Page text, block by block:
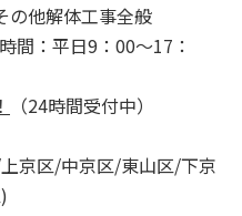
他解体工事全般
間：平日9：00～17：
（24時間受付中）
京区/中京区/東山区/下京